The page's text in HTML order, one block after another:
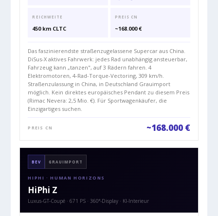
REICHWEITE
450 km CLTC
PREIS CN
~168.000 €
Das faszinierendste straßenzugelassene Supercar aus China.
DiSus-X aktives Fahrwerk: jedes Rad unabhängig ansteuerbar,
Fahrzeug kann „tanzen", auf 3 Rädern fahren. 4
Elektromotoren, 4-Rad-Torque-Vectoring, 309 km/h.
Straßenzulassung in China, in Deutschland Grauimport
möglich. Kein direktes europäisches Pendant zu diesem Preis
(Rimac Nevera: 2,5 Mio. €). Für Sportwagenkäufer, die
Einzigartiges suchen.
PREIS CN ~168.000 €
BEV GRAUIMPORT
HIPHI · HUMAN HORIZONS
HiPhi Z
Luxus-GT-Coupé · 671 PS · 360°-Display · KI-Interieur